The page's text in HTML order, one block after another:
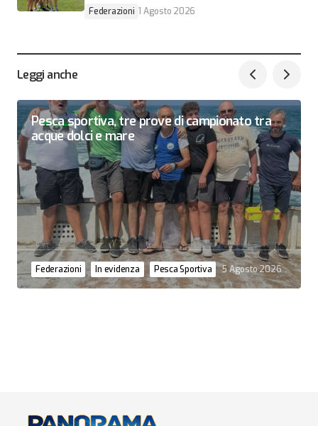
Federazioni 1 Agosto 2026
Leggi anche
Pesca sportiva, tre prove di campionato tra
acque dolci e mare
Federazioni In evidenza Pesca Sportiva 5 Agosto 2026